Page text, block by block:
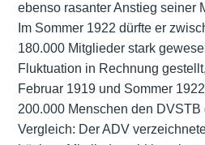
ebenso rasanter Anstieg seiner
Im Sommer 1922 dürfte er
180.000 Mitglieder stark
Fluktuation in Rechnung
Februar 1919 und Sommer
200.000 Menschen den DVSTB
Vergleich: Der ADV